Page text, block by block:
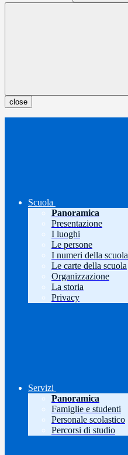
close
Scuola
Panoramica
Presentazione
I luoghi
Le persone
I numeri della scuola
Le carte della scuola
Organizzazione
La storia
Privacy
Servizi
Panoramica
Famiglie e studenti
Personale scolastico
Percorsi di studio